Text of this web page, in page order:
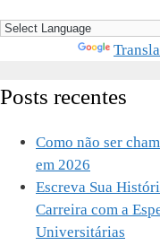
Posts recentes
Como não ser
em 2026
Escreva Sua
Carreira com a
Universitárias